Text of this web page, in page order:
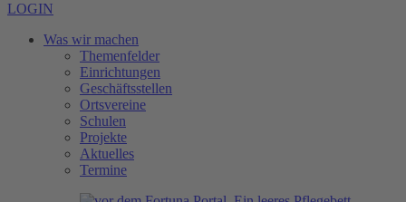
LOGIN
Was wir machen
Themenfelder
Einrichtungen
Geschäftsstellen
Ortsvereine
Schulen
Projekte
Aktuelles
Termine